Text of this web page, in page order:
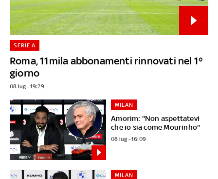
Roma, 11mila abbonamenti rinnovati nel 1°
giorno
SERIE A
08 lug - 19:29
Amorim: "Non aspettatevi
che io sia come Mourinho"
MILAN
08 lug - 16:09
MILAN